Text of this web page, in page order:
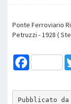
Ponte Ferroviario
Petruzzi - 1928 (
Facebook
Pubblicato da